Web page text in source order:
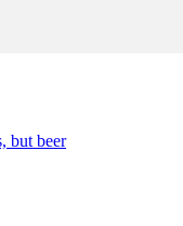
but beer